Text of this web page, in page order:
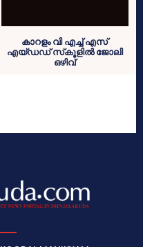
കാറളം വി എച്ച് എസ്
എയ്ഡഡ് സ്‌കൂളില്‍ ജോലി
ഒഴിവ്